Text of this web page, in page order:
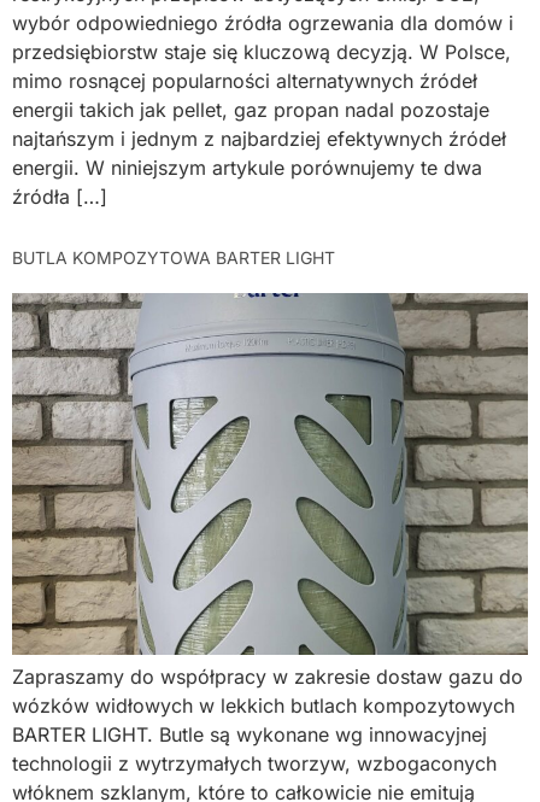
wybór odpowiedniego źródła ogrzewania dla domów i
przedsiębiorstw staje się kluczową decyzją. W Polsce,
mimo rosnącej popularności alternatywnych źródeł
energii takich jak pellet, gaz propan nadal pozostaje
najtańszym i jednym z najbardziej efektywnych źródeł
energii. W niniejszym artykule porównujemy te dwa
źródła […]
BUTLA KOMPOZYTOWA BARTER LIGHT
Zapraszamy do współpracy w zakresie dostaw gazu do
wózków widłowych w lekkich butlach kompozytowych
BARTER LIGHT. Butle są wykonane wg innowacyjnej
technologii z wytrzymałych tworzyw, wzbogaconych
włóknem szklanym, które to całkowicie nie emitują